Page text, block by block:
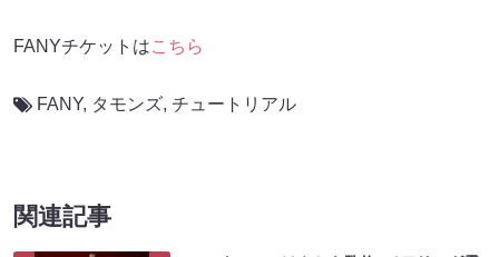
FANYチケットはこちら
FANY, タモンズ, チュートリアル
関連記事